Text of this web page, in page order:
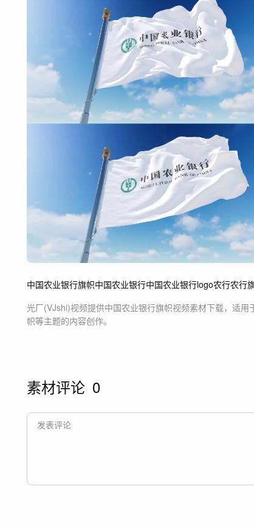
中国农业银行旗帜中国农业银行中国农业银行logo农行农行
光厂(VJshi)视频提供中国农业银行旗帜视频素材下载，适用
帜等主题的内容创作。
素材评论 0